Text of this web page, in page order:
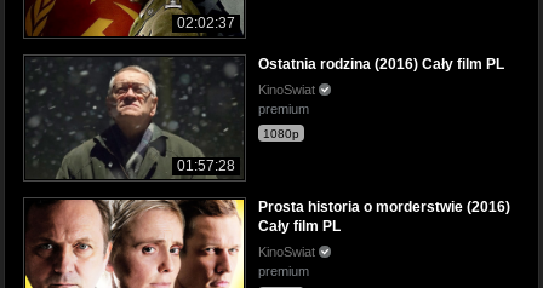
02:02:37
01:57:28
Ostatnia rodzina (2016) Cały film PL
KinoSwiat
premium
1080p
Prosta historia o morderstwie (2016)
Cały film PL
KinoSwiat
premium